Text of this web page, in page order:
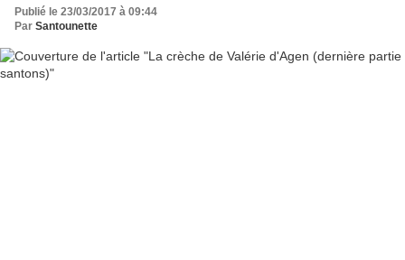
Publié le 23/03/2017 à 09:44
Par Santounette